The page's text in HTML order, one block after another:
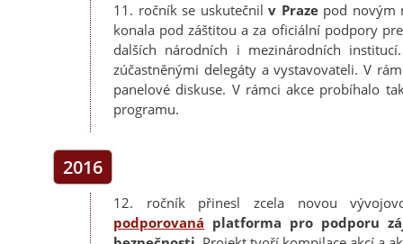
11. ročník se uskutečnilv Prazepod novým
konala pod záštitou a za oficiální podpory
dalších národních i mezinárodních
zúčastněnými delegáty a vystavovateli. V
panelové diskuse. V rámci akce probíhalo
programu.
2016
12. ročník přinesl zcela novou
podporovaná platforma pro podporu